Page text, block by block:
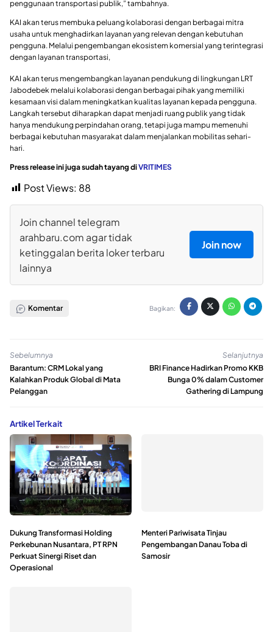
penggunaan transportasi publik,” tambahnya.
KAI akan terus membuka peluang kolaborasi dengan berbagai mitra
usaha untuk menghadirkan layanan yang relevan dengan kebutuhan
pengguna. Melalui pengembangan ekosistem komersial yang terintegrasi
dengan layanan transportasi,
KAI akan terus mengembangkan layanan pendukung di lingkungan LRT
Jabodebek melalui kolaborasi dengan berbagai pihak yang memiliki
kesamaan visi dalam meningkatkan kualitas layanan kepada pengguna.
Langkah tersebut diharapkan dapat menjadi ruang publik yang tidak
hanya mendukung perpindahan orang, tetapi juga mampu memenuhi
berbagai kebutuhan masyarakat dalam menjalankan mobilitas sehari-
hari.
Press release ini juga sudah tayang diVRITIMES
Post Views: 88
Join channel telegram
arahbaru.com agar tidak
ketinggalan berita loker terbaru
lainnya
Join now
Komentar Bagikan:
Sebelumnya
Barantum: CRM Lokal yang
Kalahkan Produk Global di Mata
Pelanggan
Selanjutnya
BRI Finance Hadirkan Promo KKB
Bunga 0% dalam Customer
Gathering di Lampung
Artikel Terkait
Dukung Transformasi Holding
Perkebunan Nusantara, PT RPN
Perkuat Sinergi Riset dan
Operasional
Menteri Pariwisata Tinjau
Pengembangan Danau Toba di
Samosir